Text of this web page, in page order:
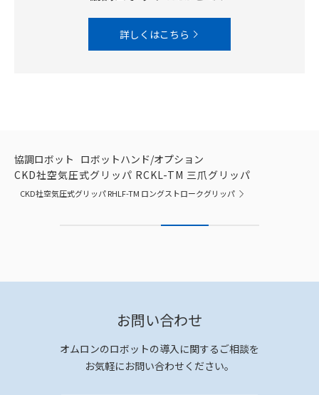
詳しくはこちら
協調ロボット ロボットハンド/オプション
CKD社空気圧式グリッパ RCKL-TM 三爪グリッパ
CKD社空気圧式グリッパ RHLF-TM ロングストロークグリッパ
お問い合わせ
オムロンのロボットの導入に関するご相談を
お気軽にお問い合わせください。